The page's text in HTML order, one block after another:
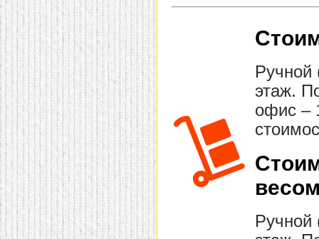
этаж.
офис –